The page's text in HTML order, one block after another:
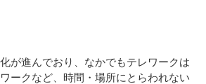
が進んでおり、なかでもテレワークは
ークなど、時間・場所にとらわれない